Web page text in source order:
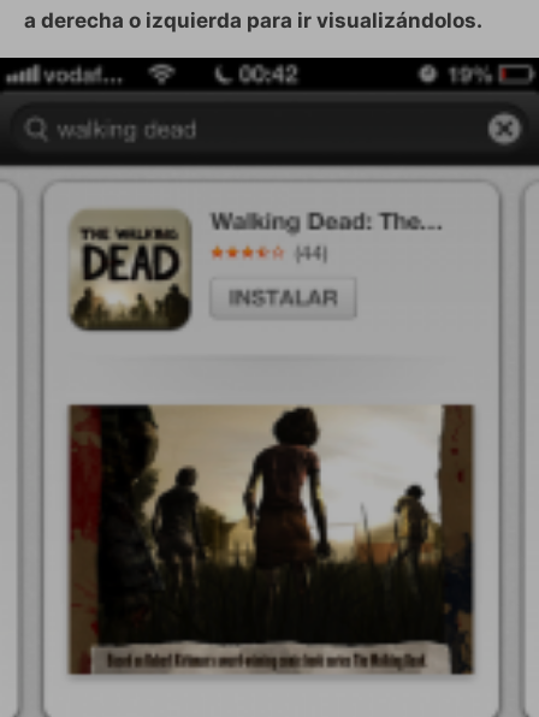
a derecha o izquierda para ir visualizándolos.